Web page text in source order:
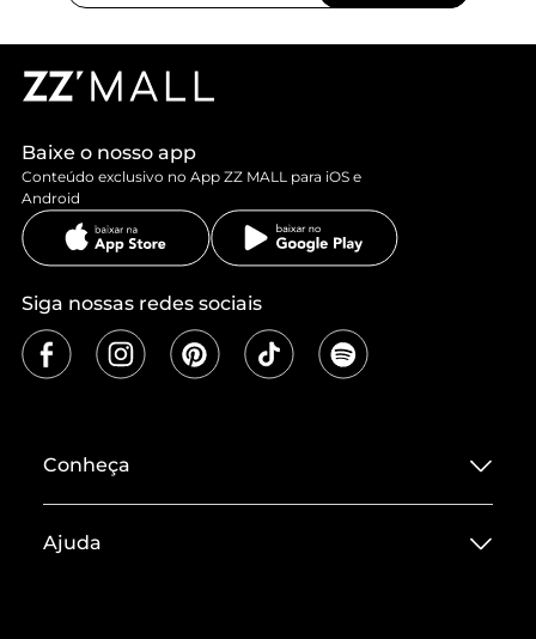
Baixe o nosso app
Conteúdo exclusivo no App ZZ MALL para iOS e
Android
Siga nossas redes sociais
Conheça
Termos de Uso
Ajuda